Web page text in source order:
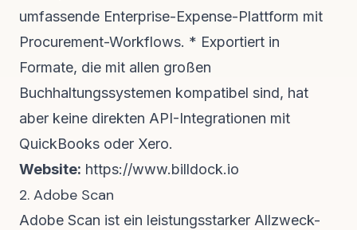
umfassende Enterprise-Expense-Plattform mit
Procurement-Workflows. * Exportiert in
Formate, die mit allen großen
Buchhaltungssystemen kompatibel sind, hat
aber keine direkten API-Integrationen mit
QuickBooks oder Xero.
Website: https://www.billdock.io
2. Adobe Scan
Adobe Scan ist ein leistungsstarker Allzweck-